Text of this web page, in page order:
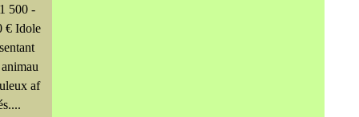
500 -
€ Idole
af